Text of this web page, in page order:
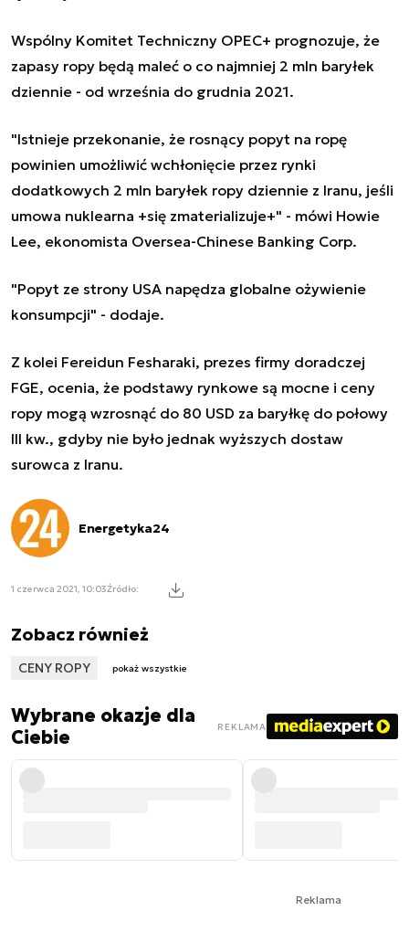
Wspólny Komitet Techniczny OPEC+ prognozuje, że
zapasy ropy będą maleć o co najmniej 2 mln baryłek
dziennie - od września do grudnia 2021.
"Istnieje przekonanie, że rosnący popyt na ropę
powinien umożliwić wchłonięcie przez rynki
dodatkowych 2 mln baryłek ropy dziennie z Iranu, jeśli
umowa nuklearna +się zmaterializuje+" - mówi Howie
Lee, ekonomista Oversea-Chinese Banking Corp.
"Popyt ze strony USA napędza globalne ożywienie
konsumpcji" - dodaje.
Z kolei Fereidun Fesharaki, prezes firmy doradczej
FGE, ocenia, że podstawy rynkowe są mocne i ceny
ropy mogą wzrosnąć do 80 USD za baryłkę do połowy
III kw., gdyby nie było jednak wyższych dostaw
surowca z Iranu.
Energetyka24
1 czerwca 2021, 10:03Źródło:
Zobacz również
CENY ROPY pokaż wszystkie
Wybrane okazje dla
Ciebie
REKLAMA
Reklama